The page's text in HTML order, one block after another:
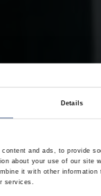
Details
and ads, to provide
about your use of our site
it with other information
services.